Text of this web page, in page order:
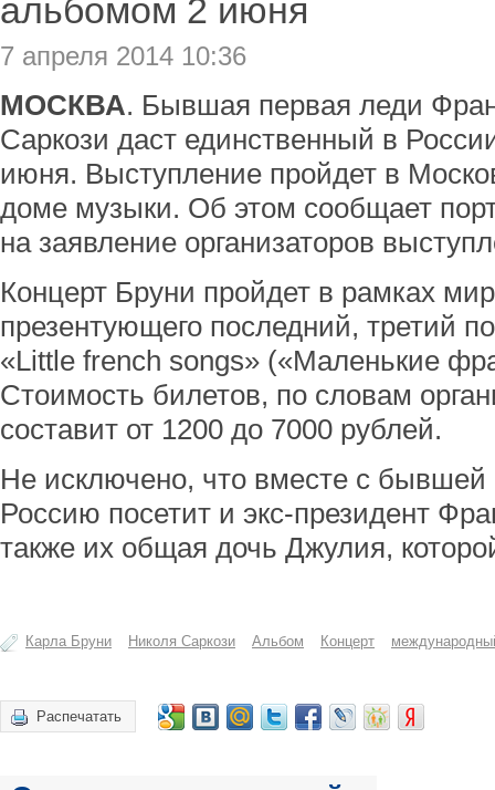
альбомом 2 июня
7 апреля 2014 10:36
МОСКВА. Бывшая первая леди
Саркози даст единственный в
июня. Выступление пройдет в
доме музыки. Об этом сообщает
на заявление организаторов
Концерт Бруни пройдет в рамках
презентующего последний, третий
«Little french songs» («Маленькие
Стоимость билетов, по словам
составит от 1200 до 7000 рублей.
Не исключено, что вместе с
Россию посетит и экс-президент
также их общая дочь Джулия,
Карла Бруни Николя Саркози Альбом Концерт
Распечатать